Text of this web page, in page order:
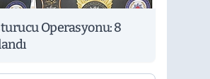
Operasyonu: 8